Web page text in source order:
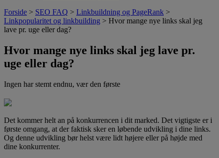
Forside > SEO FAQ > Linkbuildning og PageRank >
Linkpopularitet og linkbuilding > Hvor mange nye links skal jeg
lave pr. uge eller dag?
Hvor mange nye links skal jeg lave pr.
uge eller dag?
Ingen har stemt endnu, vær den første
Det kommer helt an på konkurrencen i dit marked. Det vigtigste er i
første omgang, at der faktisk sker en løbende udvikling i dine links.
Og denne udvikling bør helst være lidt højere eller på højde med
dine konkurrenter.